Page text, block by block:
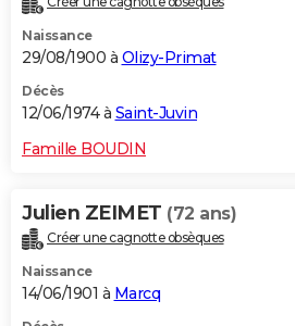
Naissance
29/08/1900 à Olizy-Primat
Décès
12/06/1974 à Saint-Juvin
Famille BOUDIN
Julien ZEIMET (72 ans)
Créer une cagnotte obsèques
Naissance
14/06/1901 à Marcq